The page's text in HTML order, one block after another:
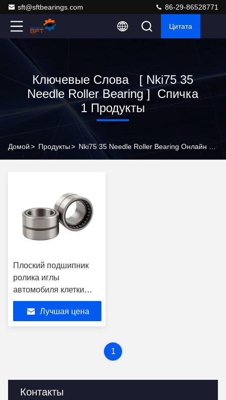
sft@sftbearings.com 86-29-86528771
Цитата
Ключевые Слова [ Nki75 35
Needle Roller Bearing ] Спичка
1 Продукты
Домой> Продукты>
Контакты
Плоский подшипник
ролика иглы
автомобиля клетки
нейлона с
объединенными
уплотнениями
Лучшая цена
1